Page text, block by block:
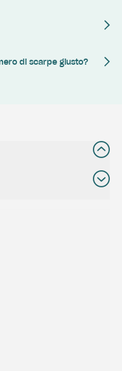
di scarpe giusto?